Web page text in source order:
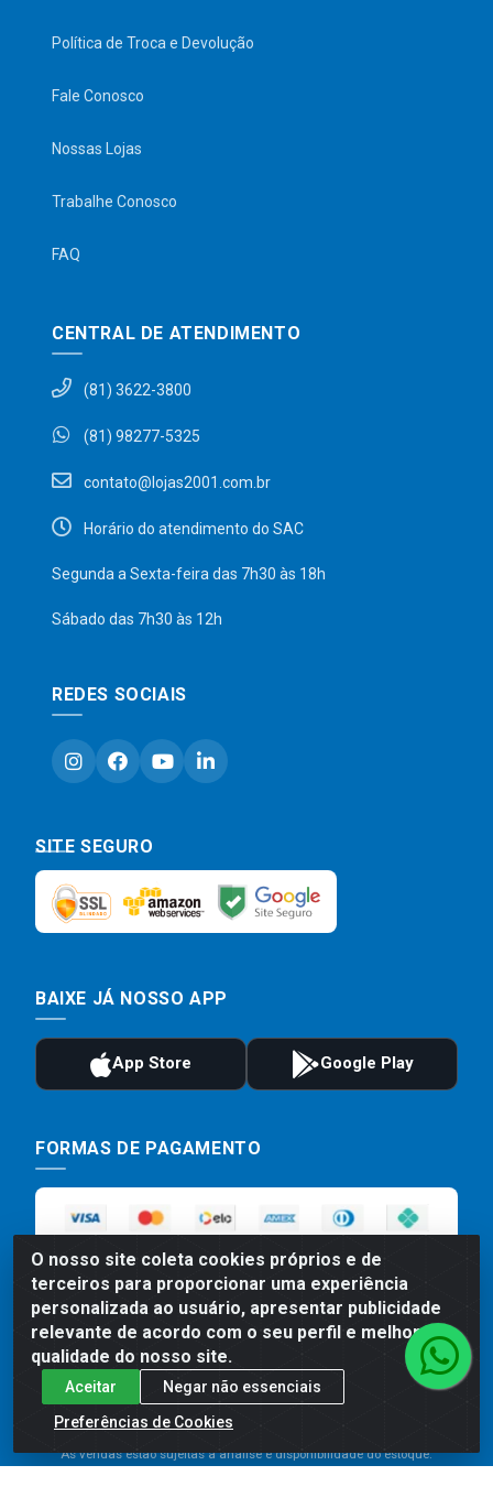
O nosso site coleta cookies próprios e de
terceiros para proporcionar uma experiência
personalizada ao usuário, apresentar publicidade
relevante de acordo com o seu perfil e melhorar a
qualidade do nosso site.
Aceitar
Negar não essenciais
Preferências de Cookies
Política de Troca e Devolução
Fale Conosco
Nossas Lojas
Trabalhe Conosco
FAQ
CENTRAL DE ATENDIMENTO
(81) 3622-3800
(81) 98277-5325
contato@lojas2001.com.br
Horário do atendimento do SAC
Segunda a Sexta-feira das 7h30 às 18h
Sábado das 7h30 às 12h
REDES SOCIAIS
SITE SEGURO
BAIXE JÁ NOSSO APP
FORMAS DE PAGAMENTO
Preços, promoções, condições de pagamento e frete são válidos
para compras realizadas exclusivamente pelo site. Caso haja
divergência de preço de um produto, será válido o preço que for
exibido no carrinho de compras do site no momento do pagamento.
As vendas estão sujeitas a análise e disponibilidade do estoque.